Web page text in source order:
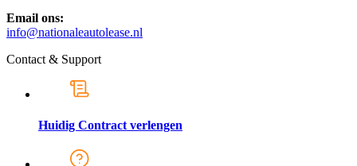
Email ons:
info@nationaleautolease.nl
Contact & Support
Huidig Contract verlengen